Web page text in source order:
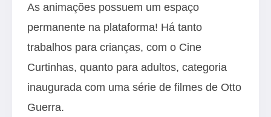
As animações possuem um espaço
permanente na plataforma! Há tanto
trabalhos para crianças, com o Cine
Curtinhas, quanto para adultos, categoria
inaugurada com uma série de filmes de Otto
Guerra.